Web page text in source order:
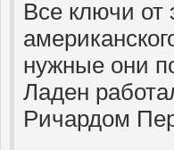
Все ключи от
нужные они
Ладен
Ричардом